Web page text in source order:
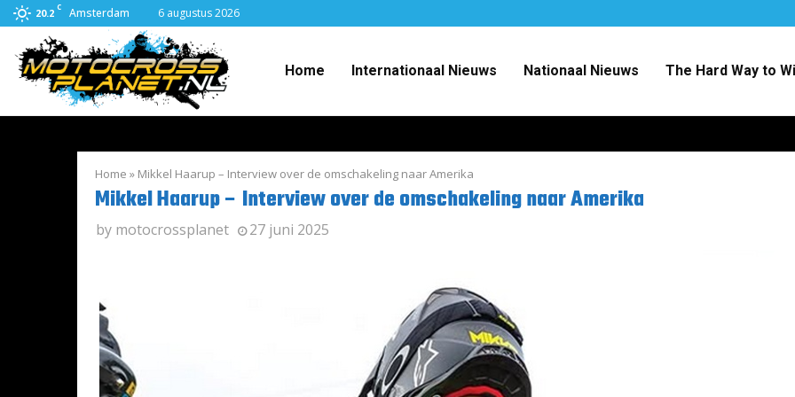
20.2 C Amsterdam 6 augustus 2026
Home Internationaal Nieuws Nationaal Nieuws The Hard Way to
Home » Mikkel Haarup – Interview over de omschakeling naar Amerika
Mikkel Haarup – Interview over de omschakeling naar Amerika
by motocrossplanet 27 juni 2025